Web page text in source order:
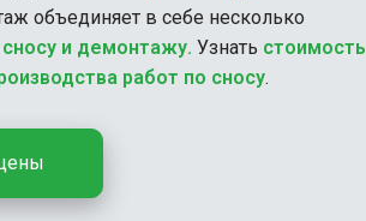
объединяет в себе несколько
сносу и демонтажу. Узнать стоимость
работ по сносу.